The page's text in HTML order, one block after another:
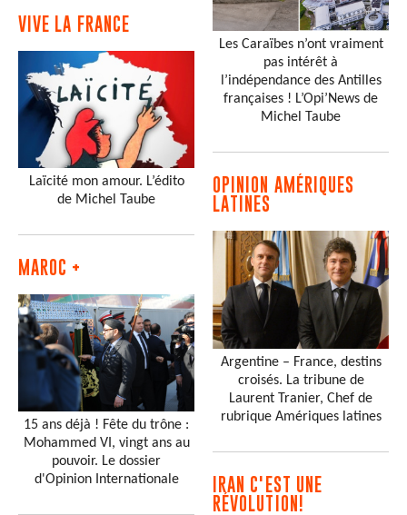
VIVE LA FRANCE
Laïcité mon amour. L’édito
de Michel Taube
MAROC +
15 ans déjà ! Fête du trône :
Mohammed VI, vingt ans au
pouvoir. Le dossier
d'Opinion Internationale
Les Caraïbes n’ont vraiment
pas intérêt à
l’indépendance des Antilles
françaises ! L’Opi’News de
Michel Taube
OPINION AMÉRIQUES
LATINES
Argentine – France, destins
croisés. La tribune de
Laurent Tranier, Chef de
rubrique Amériques latines
IRAN C'EST UNE
RÉVOLUTION!